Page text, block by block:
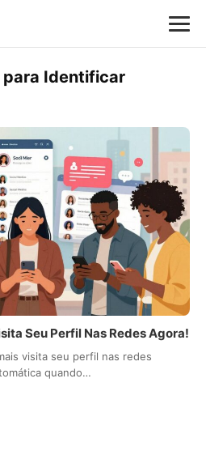
para Identificar
Seu Perfil Nas Redes Agora!
visita seu perfil nas redes
quando…